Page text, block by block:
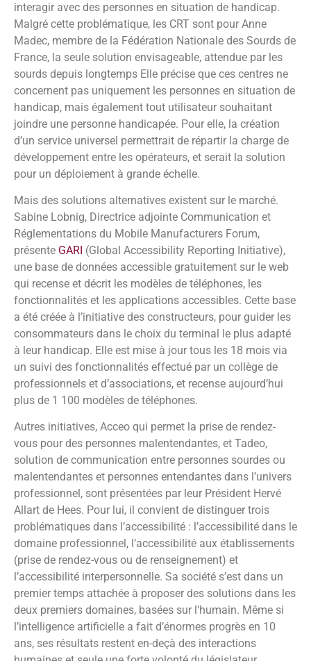
interagir avec des personnes en situation de handicap.
Malgré cette problématique, les CRT sont pour Anne
Madec, membre de la Fédération Nationale des Sourds de
France, la seule solution envisageable, attendue par les
sourds depuis longtemps Elle précise que ces centres ne
concernent pas uniquement les personnes en situation de
handicap, mais également tout utilisateur souhaitant
joindre une personne handicapée. Pour elle, la création
d’un service universel permettrait de répartir la charge de
développement entre les opérateurs, et serait la solution
pour un déploiement à grande échelle.
Mais des solutions alternatives existent sur le marché.
Sabine Lobnig, Directrice adjointe Communication et
Réglementations du Mobile Manufacturers Forum,
présente GARI (Global Accessibility Reporting Initiative),
une base de données accessible gratuitement sur le web
qui recense et décrit les modèles de téléphones, les
fonctionnalités et les applications accessibles. Cette base
a été créée à l’initiative des constructeurs, pour guider les
consommateurs dans le choix du terminal le plus adapté
à leur handicap. Elle est mise à jour tous les 18 mois via
un suivi des fonctionnalités effectué par un collège de
professionnels et d’associations, et recense aujourd’hui
plus de 1 100 modèles de téléphones.
Autres initiatives, Acceo qui permet la prise de rendez-
vous pour des personnes malentendantes, et Tadeo,
solution de communication entre personnes sourdes ou
malentendantes et personnes entendantes dans l’univers
professionnel, sont présentées par leur Président Hervé
Allart de Hees. Pour lui, il convient de distinguer trois
problématiques dans l’accessibilité : l’accessibilité dans le
domaine professionnel, l’accessibilité aux établissements
(prise de rendez-vous ou de renseignement) et
l’accessibilité interpersonnelle. Sa société s’est dans un
premier temps attachée à proposer des solutions dans les
deux premiers domaines, basées sur l’humain. Même si
l’intelligence artificielle a fait d’énormes progrès en 10
ans, ses résultats restent en-deçà des interactions